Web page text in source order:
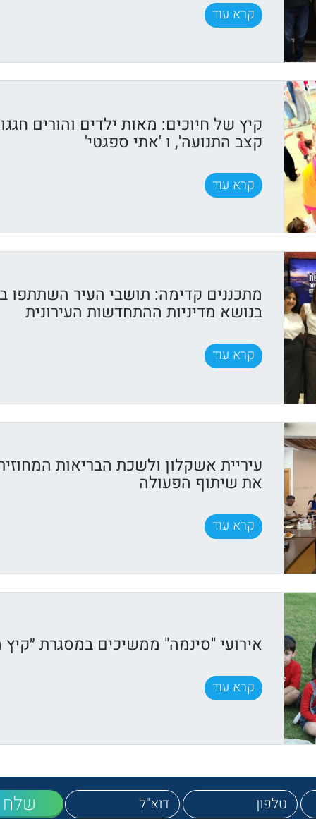
קרא עוד
קיץ של חיוכים: מאות ילדים והורים
קצב התנועה', ו 'אתי ספגטי'
קרא עוד
מתכננים קדימה: תושבי העיר השתתפו
בנושא מדיניות ההתחדשות העירונית
קרא עוד
עיריית אשקלון ולשכת הבריאות
את שיתוף הפעולה
קרא עוד
אירועי "סינמה" ממשיכים במסגרת ״קיץ
קרא עוד
שלח